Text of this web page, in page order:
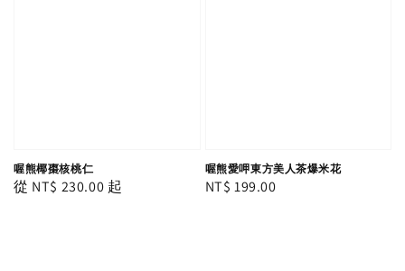
喔熊椰棗核桃仁
Regular
從 NT$ 230.00 起
喔熊愛呷東方美人茶爆米花
Regular
NT$ 199.00